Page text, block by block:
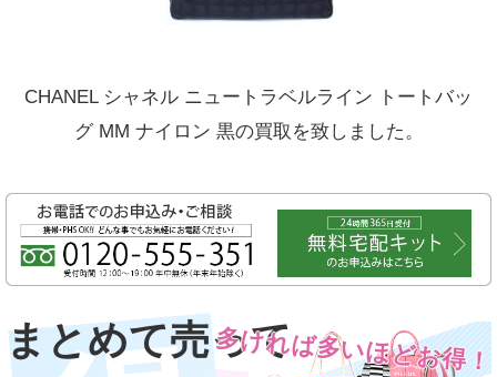
CHANEL シャネル ニュートラベルライン トートバッ
グ MM ナイロン 黒の買取を致しました。
まとめて売って多ければ多いほどお得！